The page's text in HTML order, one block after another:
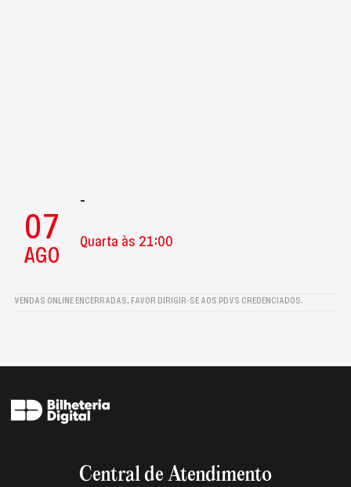
07
AGO
-
Quarta às 21:00
VENDAS ONLINE ENCERRADAS, FAVOR DIRIGIR-SE AOS PDVS CREDENCIADOS.
Central de Atendimento